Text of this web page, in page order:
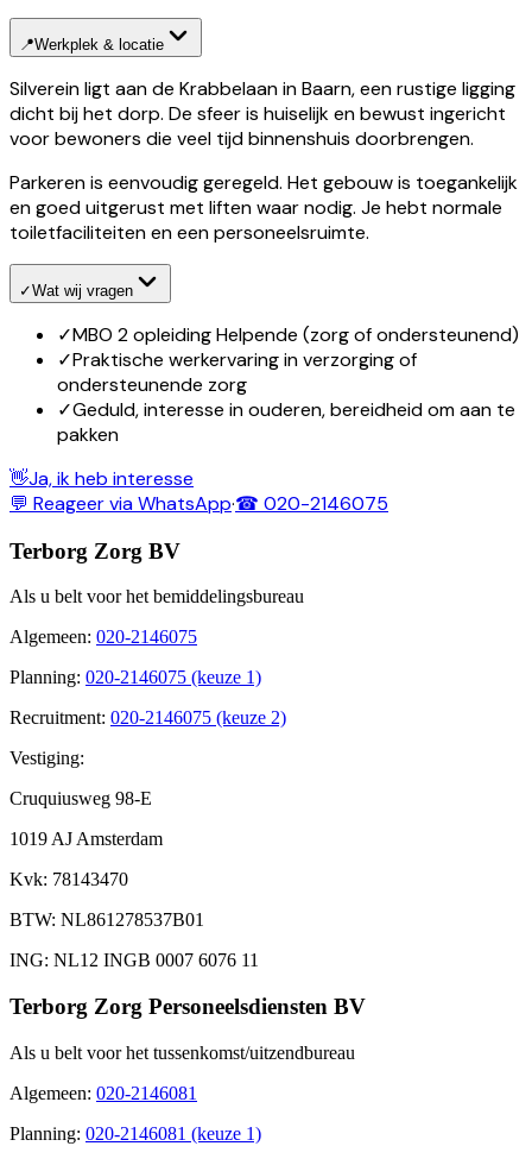
📍Werkplek & locatie
Silverein ligt aan de Krabbelaan in Baarn, een rustige ligging
dicht bij het dorp. De sfeer is huiselijk en bewust ingericht
voor bewoners die veel tijd binnenshuis doorbrengen.
Parkeren is eenvoudig geregeld. Het gebouw is toegankelijk
en goed uitgerust met liften waar nodig. Je hebt normale
toiletfaciliteiten en een personeelsruimte.
✓Wat wij vragen
✓MBO 2 opleiding Helpende (zorg of ondersteunend)
✓Praktische werkervaring in verzorging of
ondersteunende zorg
✓Geduld, interesse in ouderen, bereidheid om aan te
pakken
👋Ja, ik heb interesse
💬 Reageer via WhatsApp·☎ 020-2146075
Terborg Zorg BV
Als u belt voor het bemiddelingsbureau
Algemeen: 020-2146075
Planning: 020-2146075 (keuze 1)
Recruitment: 020-2146075 (keuze 2)
Vestiging:
Cruquiusweg 98-E
1019 AJ Amsterdam
Kvk: 78143470
BTW: NL861278537B01
ING: NL12 INGB 0007 6076 11
Terborg Zorg Personeelsdiensten BV
Als u belt voor het tussenkomst/uitzendbureau
Algemeen: 020-2146081
Planning: 020-2146081 (keuze 1)